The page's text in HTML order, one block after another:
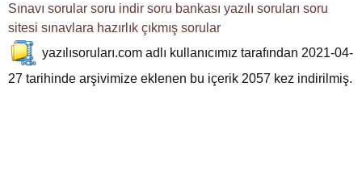
Sınavı sorular soru indir soru bankası yazılı soruları soru
sitesi sınavlara hazırlık çıkmış sorular
yazılısoruları.com adlı kullanıcımız tarafından 2021-04-
27 tarihinde arşivimize eklenen bu içerik 2057 kez indirilmiş.